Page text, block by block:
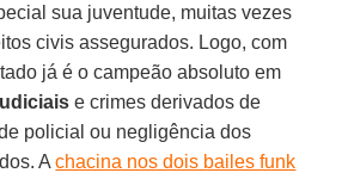
sua juventude, muitas vezes
civis assegurados. Logo, com
já é o campeão absoluto em
e crimes derivados de
policial ou negligência dos
Achacina nos dois bailes funk